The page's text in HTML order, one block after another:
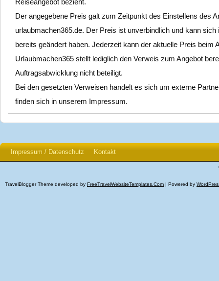
Reiseangebot bezieht.
Der angegebene Preis galt zum Zeitpunkt des Einstellens des
urlaubmachen365.de. Der Preis ist unverbindlich und kann
bereits geändert haben. Jederzeit kann der aktuelle Preis beim
Urlaubmachen365 stellt lediglich den Verweis zum Angebot
Auftragsabwicklung nicht beteiligt.
Bei den gesetzten Verweisen handelt es sich um externe
finden sich in unserem Impressum.
Impressum / Datenschutz Kontakt
TravelBlogger Theme developed by FreeTravelWebsiteTemplates.com | Powered by